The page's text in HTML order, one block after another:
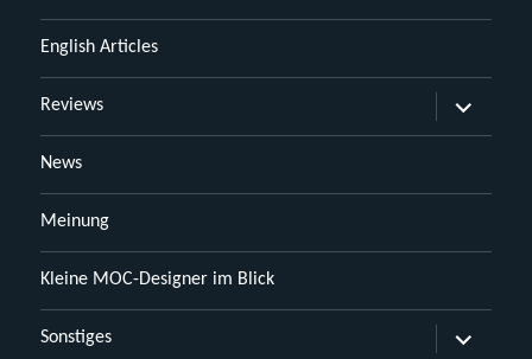
English Articles
Reviews
öffnen
News
Meinung
Kleine MOC-Designer im Blick
Sonstiges
öffnen